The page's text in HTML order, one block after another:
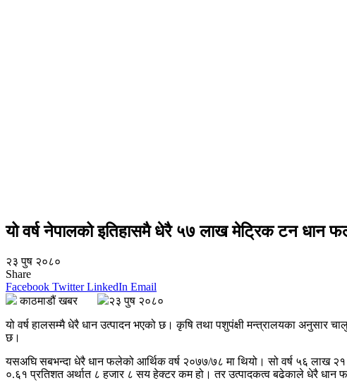
यो वर्ष नेपालको इतिहासमै धेरै ५७ लाख मेट्रिक टन धान
२३ पुष २०८०
Share
Facebook Twitter LinkedIn Email
काठमाडौं खबर
२३ पुष २०८०
यो वर्ष हालसम्मै धेरै धान उत्पादन भएको छ। कृषि तथा पशुपंक्षी मन्त्रालयका अनुसार
छ।
यसअघि सबभन्दा धेरै धान फलेको आर्थिक वर्ष २०७७/७८ मा थियो। सो वर्ष ५६ लाख
०.६१ प्रतिशत अर्थात ८ हजार ८ सय हेक्टर कम हो। तर उत्पादकत्व बढेकाले धेरै धान